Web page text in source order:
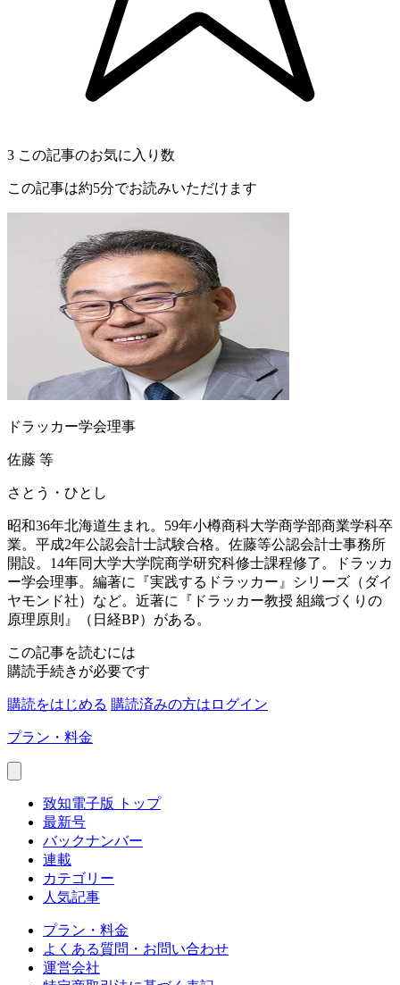
3 この記事のお気に入り数
この記事は約5分でお読みいただけます
ドラッカー学会理事
佐藤 等
さとう・ひとし
昭和36年北海道生まれ。59年小樽商科大学商学部商業学科卒
業。平成2年公認会計士試験合格。佐藤等公認会計士事務所
開設。14年同大学大学院商学研究科修士課程修了。ドラッカ
ー学会理事。編著に『実践するドラッカー』シリーズ（ダイ
ヤモンド社）など。近著に『ドラッカー教授 組織づくりの
原理原則』（日経BP）がある。
この記事を読むには
購読手続きが必要です
購読をはじめる 購読済みの方はログイン
プラン・料金
致知電子版 トップ
最新号
バックナンバー
連載
カテゴリー
人気記事
プラン・料金
よくある質問・お問い合わせ
運営会社